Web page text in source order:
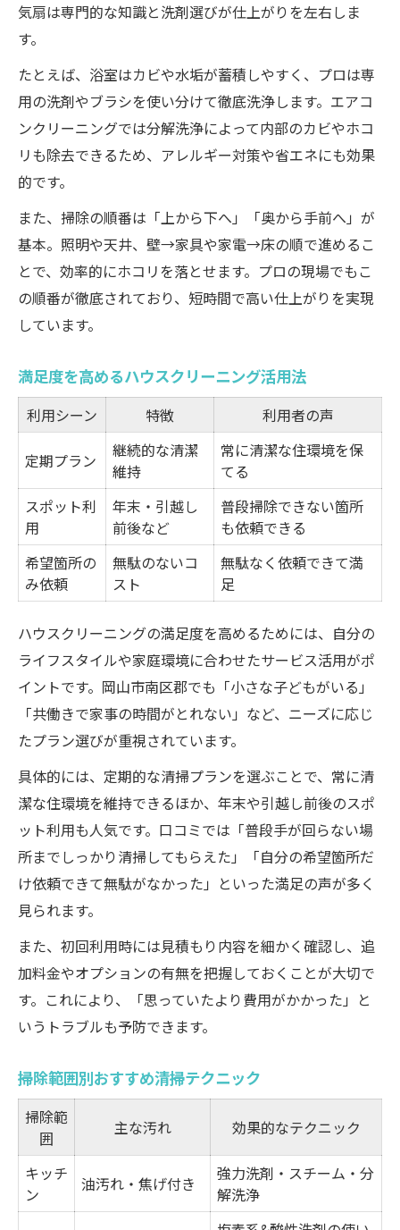
気扇は専門的な知識と洗剤選びが仕上がりを左右しま
す。
たとえば、浴室はカビや水垢が蓄積しやすく、プロは専
用の洗剤やブラシを使い分けて徹底洗浄します。エアコ
ンクリーニングでは分解洗浄によって内部のカビやホコ
リも除去できるため、アレルギー対策や省エネにも効果
的です。
また、掃除の順番は「上から下へ」「奥から手前へ」が
基本。照明や天井、壁→家具や家電→床の順で進めるこ
とで、効率的にホコリを落とせます。プロの現場でもこ
の順番が徹底されており、短時間で高い仕上がりを実現
しています。
満足度を高めるハウスクリーニング活用法
利用シーン 特徴 利用者の声
定期プラン
継続的な清潔
維持
常に清潔な住環境を保
てる
スポット利
用
年末・引越し
前後など
普段掃除できない箇所
も依頼できる
希望箇所の
み依頼
無駄のないコ
スト
無駄なく依頼できて満
足
ハウスクリーニングの満足度を高めるためには、自分の
ライフスタイルや家庭環境に合わせたサービス活用がポ
イントです。岡山市南区郡でも「小さな子どもがいる」
「共働きで家事の時間がとれない」など、ニーズに応じ
たプラン選びが重視されています。
具体的には、定期的な清掃プランを選ぶことで、常に清
潔な住環境を維持できるほか、年末や引越し前後のスポ
ット利用も人気です。口コミでは「普段手が回らない場
所までしっかり清掃してもらえた」「自分の希望箇所だ
け依頼できて無駄がなかった」といった満足の声が多く
見られます。
また、初回利用時には見積もり内容を細かく確認し、追
加料金やオプションの有無を把握しておくことが大切で
す。これにより、「思っていたより費用がかかった」と
いうトラブルも予防できます。
掃除範囲別おすすめ清掃テクニック
掃除範
囲
主な汚れ 効果的なテクニック
キッチ
ン
油汚れ・焦げ付き
強力洗剤・スチーム・分
解洗浄